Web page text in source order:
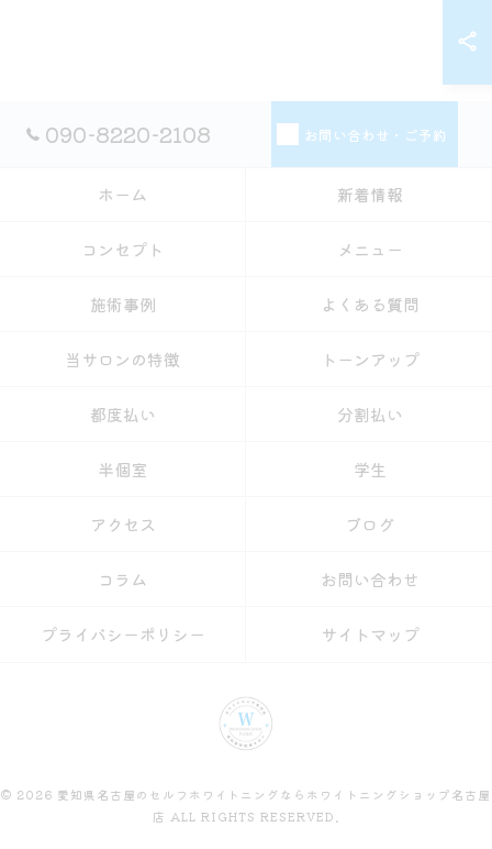
090-8220-2108 お問い合わせ・ご予約
ホーム 新着情報
コンセプト メニュー
施術事例 よくある質問
当サロンの特徴 トーンアップ
都度払い 分割払い
半個室 学生
アクセス ブログ
コラム お問い合わせ
プライバシーポリシー サイトマップ
© 2026 愛知県名古屋のセルフホワイトニングならホワイトニングショップ名古屋
店 ALL RIGHTS RESERVED.